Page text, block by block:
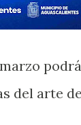
del arte